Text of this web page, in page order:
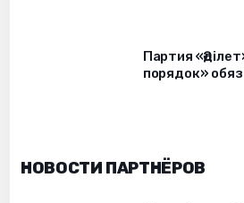
Партия
порядок»
НОВОСТИ ПАРТНЁРОВ